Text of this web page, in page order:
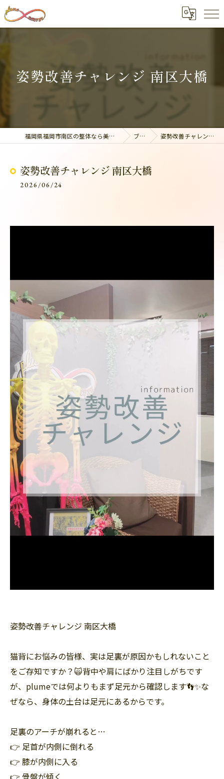
姿勢改善チャレンジ 南区大橋
福岡県福岡市南区の整体なら美容整骨サロン plume ブログ 姿勢改善チャレンジ 南区大橋
姿勢改善チャレンジ 南区大橋
2026/06/24
姿勢改善チャレンジ 南区大橋
猫背にお悩みの皆様、実は足裏が原因かもしれないこと
をご存知ですか？🙀背中や肩にばかり注目しがちです
が、plumeでは何よりもまず足元から確認します👣✨な
ぜなら、身体の土台は足元にあるからです。
足裏のアーチが崩れると…
👉 足首が内側に倒れる
👉 膝が内側に入る